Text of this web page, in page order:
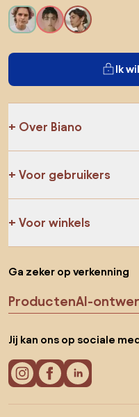
Ik
Over Biano
Voor gebruikers
Voor winkels
Ga zeker op verkenning
ProductenAI-
Jij kan ons op sociale